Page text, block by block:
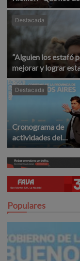
Destacada
“Alguien los estafó
mejorar y lograr
Destacada
Cronograma de
actividades del
gobernador Kicillof
Madrid
Populares